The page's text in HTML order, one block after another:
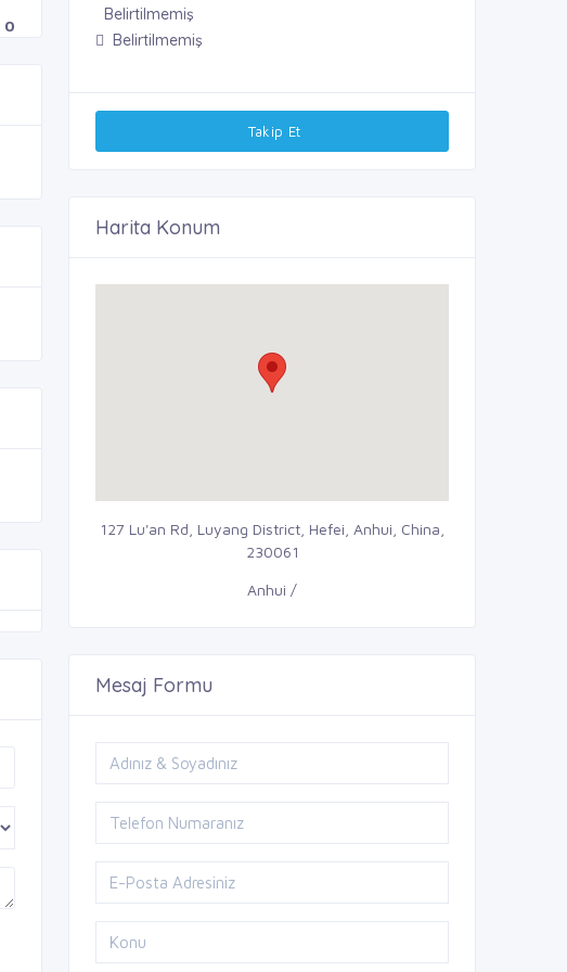
0
Belirtilmemiş
Belirtilmemiş
Takip Et
Harita Konum
127 Lu'an Rd, Luyang District, Hefei, Anhui, China,
230061
Anhui /
Mesaj Formu